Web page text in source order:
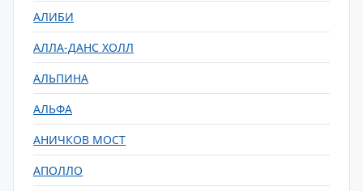
АЛИБИ
АЛЛА-ДАНС ХОЛЛ
АЛЬПИНА
АЛЬФА
АНИЧКОВ МОСТ
АПОЛЛО